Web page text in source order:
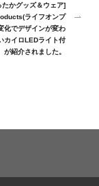
たかグッズ＆ウェア]
ライフオンプ
化でデザインが変わ
カイロLEDライト付
が紹介されました。